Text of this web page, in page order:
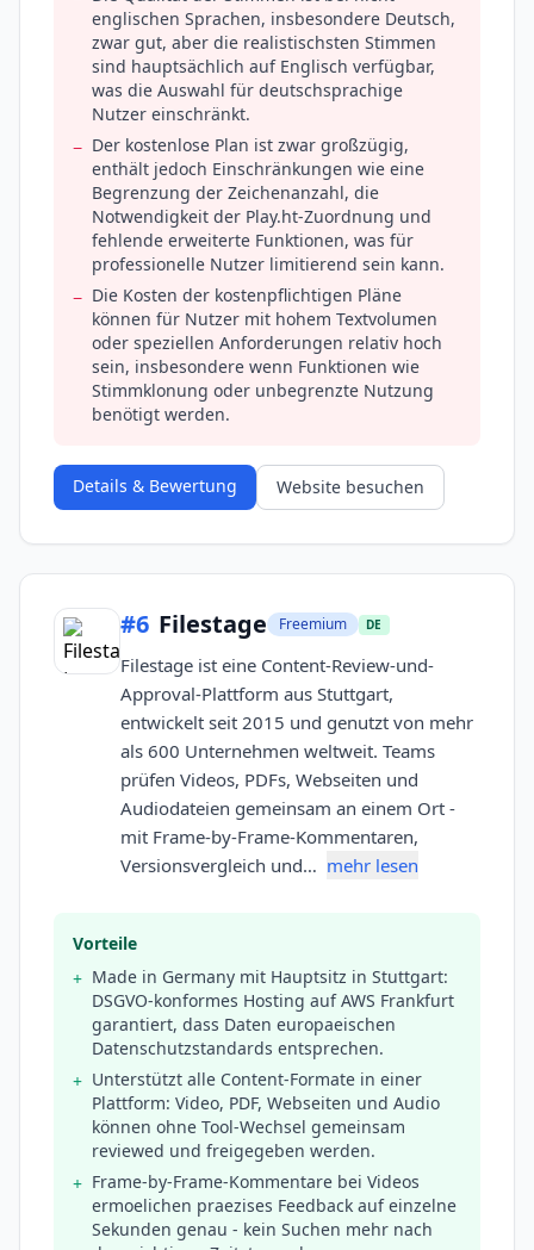
englischen Sprachen, insbesondere Deutsch,
zwar gut, aber die realistischsten Stimmen
sind hauptsächlich auf Englisch verfügbar,
was die Auswahl für deutschsprachige
Nutzer einschränkt.
− Der kostenlose Plan ist zwar großzügig,
enthält jedoch Einschränkungen wie eine
Begrenzung der Zeichenanzahl, die
Notwendigkeit der Play.ht-Zuordnung und
fehlende erweiterte Funktionen, was für
professionelle Nutzer limitierend sein kann.
− Die Kosten der kostenpflichtigen Pläne
können für Nutzer mit hohem Textvolumen
oder speziellen Anforderungen relativ hoch
sein, insbesondere wenn Funktionen wie
Stimmklonung oder unbegrenzte Nutzung
benötigt werden.
Details & Bewertung Website besuchen
#6 Filestage Freemium DE
Filestage ist eine Content-Review-und-
Approval-Plattform aus Stuttgart,
entwickelt seit 2015 und genutzt von mehr
als 600 Unternehmen weltweit. Teams
prüfen Videos, PDFs, Webseiten und
Audiodateien gemeinsam an einem Ort -
mit Frame-by-Frame-Kommentaren,
Versionsvergleich und… mehr lesen
Vorteile
+ Made in Germany mit Hauptsitz in Stuttgart:
DSGVO-konformes Hosting auf AWS Frankfurt
garantiert, dass Daten europaeischen
Datenschutzstandards entsprechen.
+ Unterstützt alle Content-Formate in einer
Plattform: Video, PDF, Webseiten und Audio
können ohne Tool-Wechsel gemeinsam
reviewed und freigegeben werden.
+ Frame-by-Frame-Kommentare bei Videos
ermoelichen praezises Feedback auf einzelne
Sekunden genau - kein Suchen mehr nach